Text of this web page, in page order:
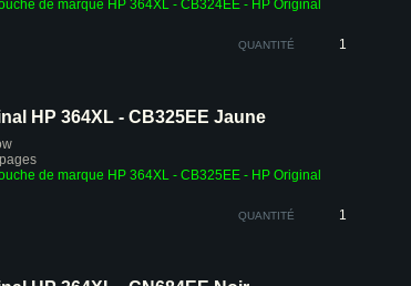
de marque HP 364XL - CB324EE - HP Original
QUANTITÉ
HP 364XL - CB325EE Jaune
de marque HP 364XL - CB325EE - HP Original
QUANTITÉ